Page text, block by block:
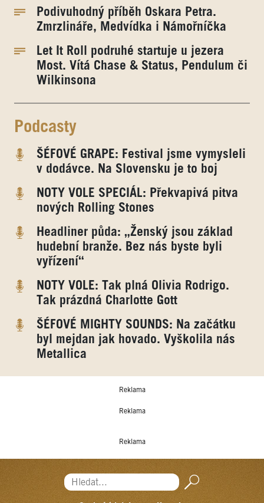
Podivuhodný příběh Oskara Petra.
Zmrzlináře, Medvídka i Námořníčka
Let It Roll podruhé startuje u jezera
Most. Vítá Chase & Status, Pendulum či
Wilkinsona
Podcasty
ŠÉFOVÉ GRAPE: Festival jsme vymysleli
v dodávce. Na Slovensku je to boj
NOTY VOLE SPECIÁL: Překvapivá pitva
nových Rolling Stones
Headliner půda: „Ženský jsou základ
hudební branže. Bez nás byste byli
vyřízení“
NOTY VOLE: Tak plná Olivia Rodrigo.
Tak prázdná Charlotte Gott
ŠÉFOVÉ MIGHTY SOUNDS: Na začátku
byl mejdan jak hovado. Vyškolila nás
Metallica
Reklama
Reklama
Reklama
Hledat...